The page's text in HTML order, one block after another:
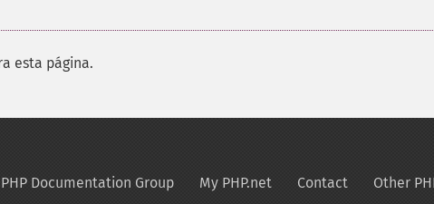
esta página.
Documentation Group My PHP.net Contact Other